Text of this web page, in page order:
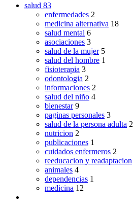
salud 83
enfermedades 2
medicina alternativa 18
salud mental 6
asociaciones 3
salud de la mujer 5
salud del hombre 1
fisioterapia 3
odontologia 2
informaciones 2
salud del niño 4
bienestar 9
paginas personales 3
salud de la persona adulta 2
nutricion 2
publicaciones 1
cuidados enfermeros 2
reeducacion y readaptacion
animales 4
dependencias 1
medicina 12